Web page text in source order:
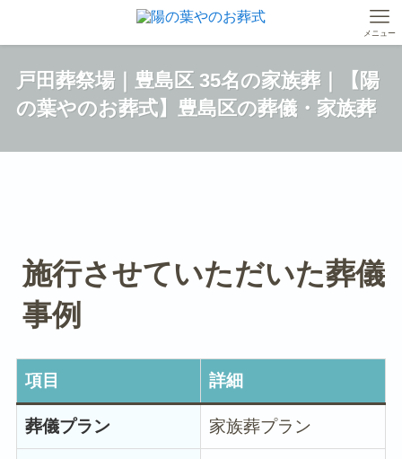
メニュー
戸田葬祭場｜豊島区 35名の家族葬｜【陽
の葉やのお葬式】豊島区の葬儀・家族葬
施行させていただいた葬儀
事例
項目 詳細
葬儀プラン 家族葬プラン